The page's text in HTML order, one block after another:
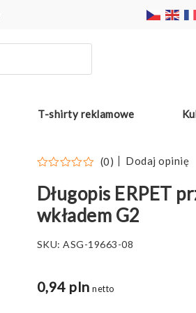
T-shirty reklamowe
(0) Dodaj opinię
Długopis ERPET
wkładem G2
SKU:ASG-19663-08
0,94 pln netto